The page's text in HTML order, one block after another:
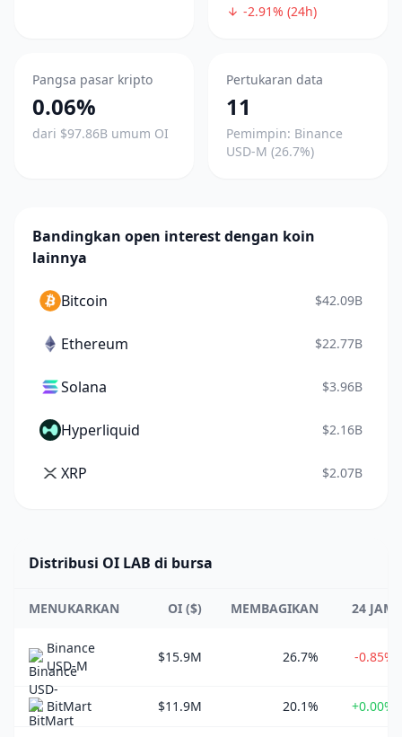
-2.91% (24h)
Pangsa pasar kripto
0.06%
dari $97.86B umum OI
Pertukaran data
11
Pemimpin: Binance
USD-M (26.7%)
Bandingkan open interest dengan koin
lainnya
Bitcoin $42.09B
Ethereum $22.77B
Solana $3.96B
Hyperliquid $2.16B
XRP $2.07B
Distribusi OI LAB di bursa
MENUKARKAN OI ($) MEMBAGIKAN 24 JAM
Binance
USD-M
$15.9M 26.7% -0.85%
BitMart $11.9M 20.1% +0.00%